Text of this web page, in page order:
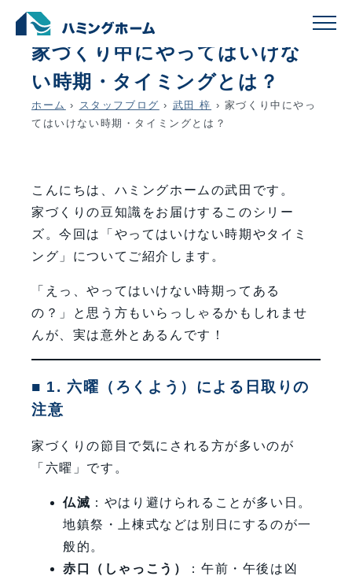
schedule
家づくり中にやってはいけな
い時期・タイミングとは？
ホーム › スタッフブログ › 武田 梓 › 家づくり中にやっ
てはいけない時期・タイミングとは？
こんにちは、ハミングホームの武田です。
家づくりの豆知識をお届けするこのシリー
ズ。今回は「やってはいけない時期やタイミ
ング」についてご紹介します。
「えっ、やってはいけない時期ってある
の？」と思う方もいらっしゃるかもしれませ
んが、実は意外とあるんです！
■ 1. 六曜（ろくよう）による日取りの
注意
家づくりの節目で気にされる方が多いのが
「六曜」です。
仏滅 ：やはり避けられることが多い日。
地鎮祭・上棟式などは別日にするのが一
般的。
赤口（しゃっこう）
：午前・午後は凶